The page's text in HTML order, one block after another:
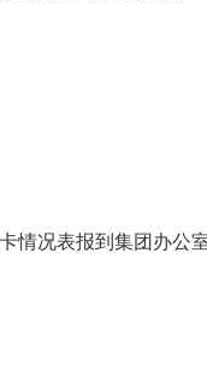
情况表报到集团办公